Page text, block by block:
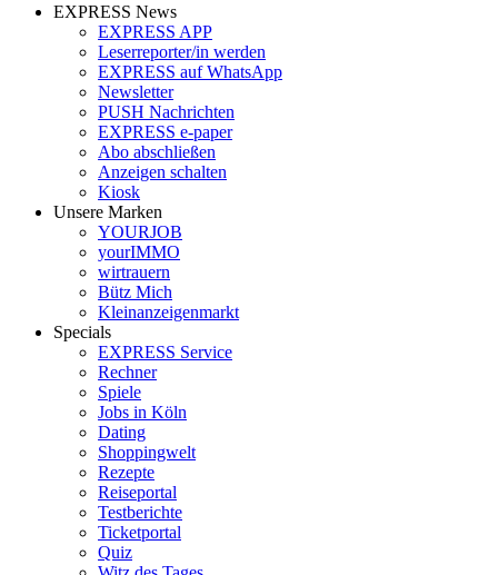
EXPRESS News
EXPRESS APP
Leserreporter/in werden
EXPRESS auf WhatsApp
Newsletter
PUSH Nachrichten
EXPRESS e-paper
Abo abschließen
Anzeigen schalten
Kiosk
Unsere Marken
YOURJOB
yourIMMO
wirtrauern
Bütz Mich
Kleinanzeigenmarkt
Specials
EXPRESS Service
Rechner
Spiele
Jobs in Köln
Dating
Shoppingwelt
Rezepte
Reiseportal
Testberichte
Ticketportal
Quiz